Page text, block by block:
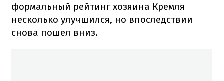
формальный рейтинг хозяина Кремля
несколько улучшился, но впоследствии
снова пошел вниз.